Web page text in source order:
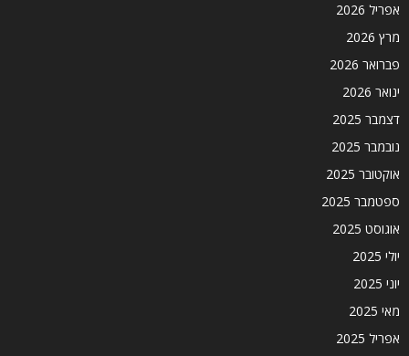
אפריל 2026
מרץ 2026
פברואר 2026
ינואר 2026
דצמבר 2025
נובמבר 2025
אוקטובר 2025
ספטמבר 2025
אוגוסט 2025
יולי 2025
יוני 2025
מאי 2025
אפריל 2025